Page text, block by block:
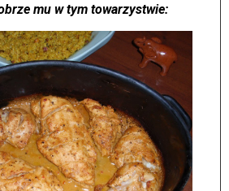
mu w tym towarzystwie: